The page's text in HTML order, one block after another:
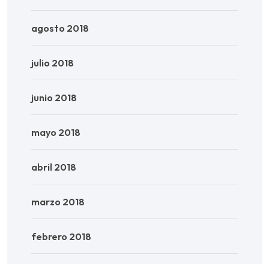
agosto 2018
julio 2018
junio 2018
mayo 2018
abril 2018
marzo 2018
febrero 2018